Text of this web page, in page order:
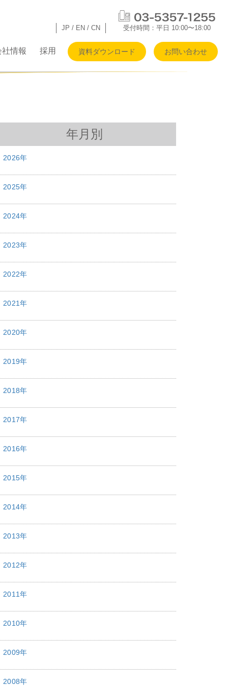
社情報 採用 資料ダウンロード お問い合わせ
受付時間：平日 10:00〜18:00
JP / EN / CN
年月別
2026年
2025年
2024年
2023年
2022年
2021年
2020年
2019年
2018年
2017年
2016年
2015年
2014年
2013年
2012年
2011年
2010年
2009年
2008年